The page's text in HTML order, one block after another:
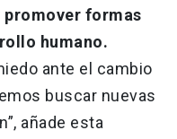
formas
humano.
ante el cambio
buscar nuevas
añade esta